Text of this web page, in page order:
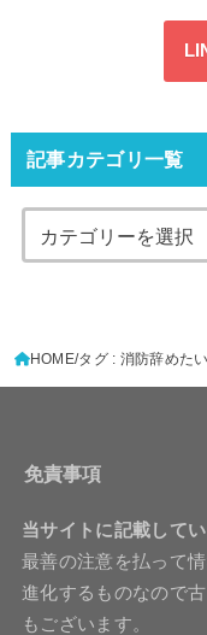
記事カテゴリ一覧
HOME タグ : 消防辞めたい
免責事項
当サイトに記載して
最善の注意を払って
進化するものなので
もございます。